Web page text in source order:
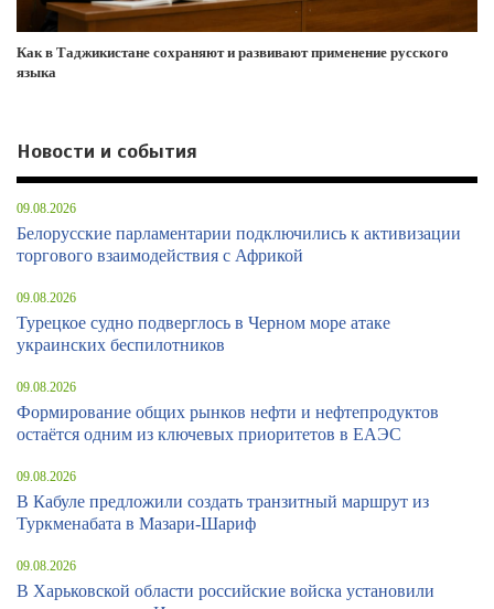
Как в Таджикистане сохраняют и развивают применение русского
языка
Новости и события
09.08.2026
Белорусские парламентарии подключились к активизации
торгового взаимодействия с Африкой
09.08.2026
Турецкое судно подверглось в Черном море атаке
украинских беспилотников
09.08.2026
Формирование общих рынков нефти и нефтепродуктов
остаётся одним из ключевых приоритетов в ЕАЭС
09.08.2026
В Кабуле предложили создать транзитный маршрут из
Туркменабата в Мазари-Шариф
09.08.2026
В Харьковской области российские войска установили